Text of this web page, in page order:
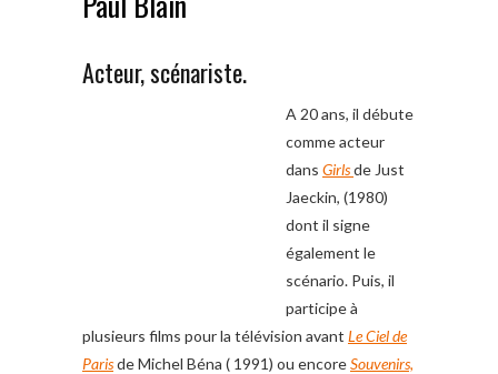
Acteur, scénariste.
A 20 ans, il débute
comme acteur
dans Girlsde Just
Jaeckin, (1980)
dont il signe
également le
scénario. Puis, il
participe à
plusieurs films pour la télévision avant Le Ciel de
Parisde Michel Béna ( 1991) ou encoreSouvenirs,